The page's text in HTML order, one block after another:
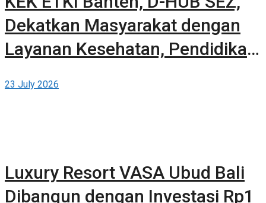
Dekatkan Masyarakat dengan
Layanan Kesehatan, Pendidikan,
BSD City
23 July 2026
Luxury Resort VASA Ubud Bali
Dibangun dengan Investasi Rp1